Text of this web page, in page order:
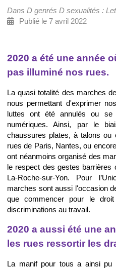
Dans D genrés D sexualités :
Publié le 7 avril 2022
2020 a été une année
pas illuminé nos rues.
La quasi totalité des marches
nous permettant d'exprimer
luttes ont été annulés ou se
numériques. Ainsi, par le
chaussures plates, à talons ou
rues de Paris, Nantes, ou
ont néanmoins organisé des
le respect des gestes barrières
La-Roche-sur-Yon. Pour
marches sont aussi l'occasion
que commencer pour le
discriminations au travail.
2020 a aussi été une
les rues ressortir les
La manif pour tous a ainsi pu